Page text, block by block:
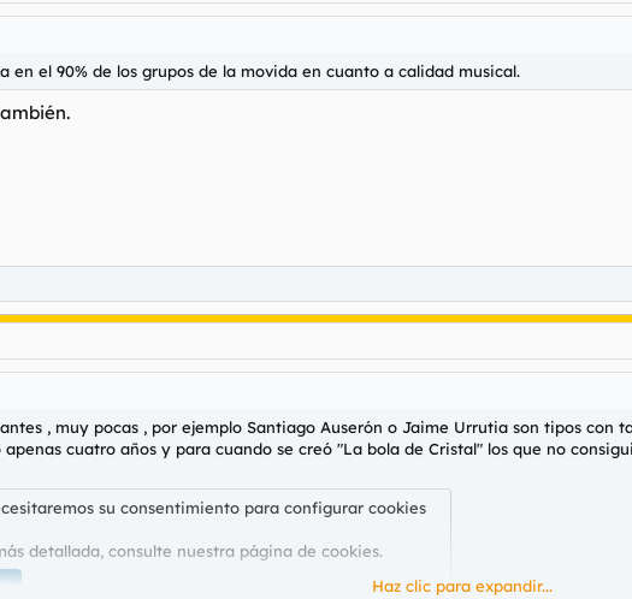
en el 90% de los grupos de la movida en cuanto a calidad musical.
, muy pocas , por ejemplo Santiago Auserón o Jaime Urrutia son tipos con
cuatro años y para cuando se creó "La bola de Cristal" los que no
su consentimiento para configurar cookies
detallada, consulte nuestra página de cookies.
Haz clic para expandir...